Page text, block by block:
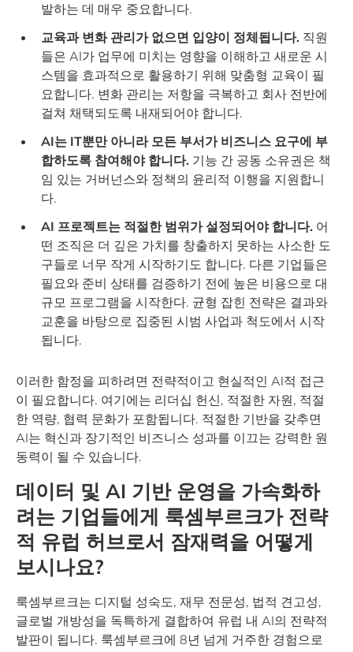
발하는 데 매우 중요합니다.
교육과 변화 관리가 없으면 입양이 정체됩니다. 직원
들은 AI가 업무에 미치는 영향을 이해하고 새로운 시
스템을 효과적으로 활용하기 위해 맞춤형 교육이 필
요합니다. 변화 관리는 저항을 극복하고 회사 전반에
걸쳐 채택되도록 내재되어야 합니다.
AI는 IT뿐만 아니라 모든 부서가 비즈니스 요구에 부
합하도록 참여해야 합니다. 기능 간 공동 소유권은 책
임 있는 거버넌스와 정책의 윤리적 이행을 지원합니
다.
AI 프로젝트는 적절한 범위가 설정되어야 합니다. 어
떤 조직은 더 깊은 가치를 창출하지 못하는 사소한 도
구들로 너무 작게 시작하기도 합니다. 다른 기업들은
필요와 준비 상태를 검증하기 전에 높은 비용으로 대
규모 프로그램을 시작한다. 균형 잡힌 전략은 결과와
교훈을 바탕으로 집중된 시범 사업과 척도에서 시작
됩니다.
이러한 함정을 피하려면 전략적이고 현실적인 AI적 접근
이 필요합니다. 여기에는 리더십 헌신, 적절한 자원, 적절
한 역량, 협력 문화가 포함됩니다. 적절한 기반을 갖추면
AI는 혁신과 장기적인 비즈니스 성과를 이끄는 강력한 원
동력이 될 수 있습니다.
데이터 및 AI 기반 운영을 가속화하
려는 기업들에게 룩셈부르크가 전략
적 유럽 허브로서 잠재력을 어떻게
보시나요?
룩셈부르크는 디지털 성숙도, 재무 전문성, 법적 견고성,
글로벌 개방성을 독특하게 결합하여 유럽 내 AI의 전략적
발판이 됩니다. 룩셈부르크에 8년 넘게 거주한 경험으로